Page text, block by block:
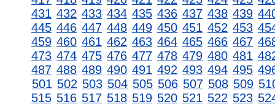
431 432 433 434 435 436 437 438 439
445 446 447 448 449 450 451 452 453
459 460 461 462 463 464 465 466 467
473 474 475 476 477 478 479 480 481
487 488 489 490 491 492 493 494 495
501 502 503 504 505 506 507 508 509
515 516 517 518 519 520 521 522 523